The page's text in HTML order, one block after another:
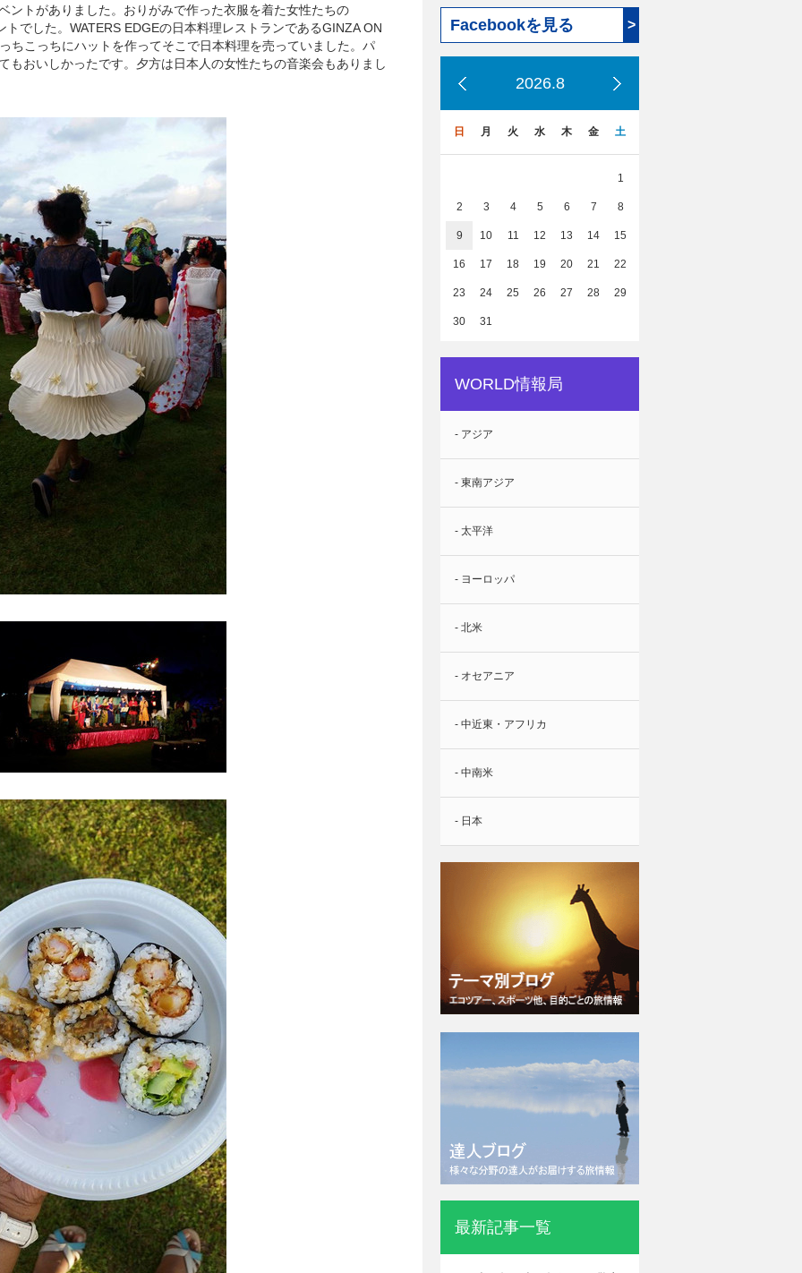
ントがありました。おりがみで作った衣服を着た女性たちの
でした。WATERS EDGEの日本料理レストランであるGINZA ON
ちこっちにハットを作ってそこで日本料理を売っていました。パ
もおいしかったです。夕方は日本人の女性たちの音楽会もありまし
Facebookを見る >
2026.8
日 月 火 水 木 金 土
1
2 3 4 5 6 7 8
9 10 11 12 13 14 15
16 17 18 19 20 21 22
23 24 25 26 27 28 29
30 31
WORLD情報局
- アジア
- 東南アジア
- 太平洋
- ヨーロッパ
- 北米
- オセアニア
- 中近東・アフリカ
- 中南米
- 日本
最新記事一覧